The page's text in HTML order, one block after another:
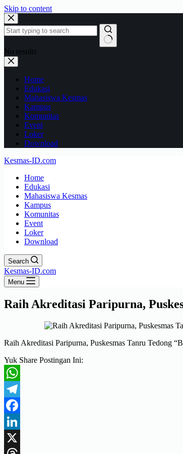
Skip to content
No results
Home
Edukasi
Mahasiswa Kesmas
Kampus
Komunitas
Event
Loker
Download
Kesmas-ID.com
Home
Edukasi
Mahasiswa Kesmas
Kampus
Komunitas
Event
Loker
Download
Search
Kesmas-ID.com
Menu
Raih Akreditasi Paripurna,
Raih Akreditasi Paripurna, Puskesmas Tanru Tedong
Yuk Share Postingan Ini:
WhatsApp
Telegram
Facebook
LinkedIn